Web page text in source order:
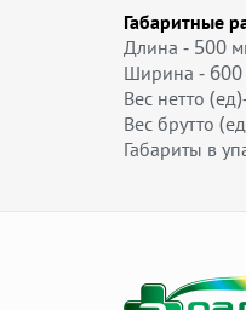
Габаритные
Длина - 500
Ширина -
Вес нетто
Вес брутто
Габариты в